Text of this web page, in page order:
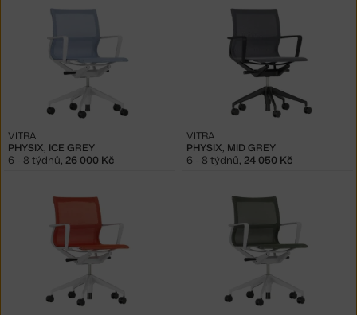
PHYSIX, ICE GREY
VITRA
6 - 8 týdnů, 26 000 Kč
PHYSIX, MID GREY
VITRA
6 - 8 týdnů, 24 050 Kč